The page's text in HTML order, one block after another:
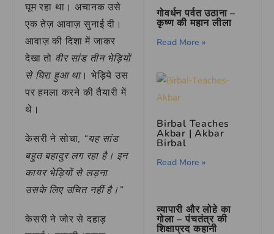
घूम रहा था। अचानक उसे
एक तेज़ आवाज़ सुनाई दी।
आवाज़ की दिशा में जाकर
देखा तो वीर सांड तीन भेड़ियों
से घिरा हुआ था। भेड़िये उस
पर हमला करने की तैयारी में
थे।
केसरी ने सोचा, “यह सांड
बहुत बहादुर लग रहा है। इन
कायर भेड़ियों से लड़ना
उसके लिए उचित नहीं है।”
केसरी ने जोर से दहाड़
गोवर्धन पर्वत उठाना –
कृष्ण की महान लीला
Read More »
Birbal Teaches
Akbar | Akbar
Birbal
Read More »
व्यापारी और लोहे का
गोला – पंचतंत्र की
शिक्षाप्रद कहानी